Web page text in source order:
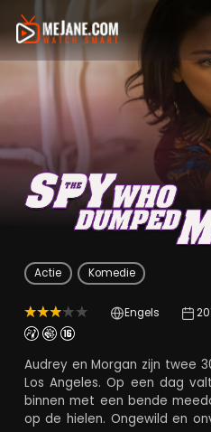
Actie Komedie
Engels
Audrey en Morgan zijn twee
Los Angeles. Op een dag
binnen met een bende
op de hielen. Ongewild en